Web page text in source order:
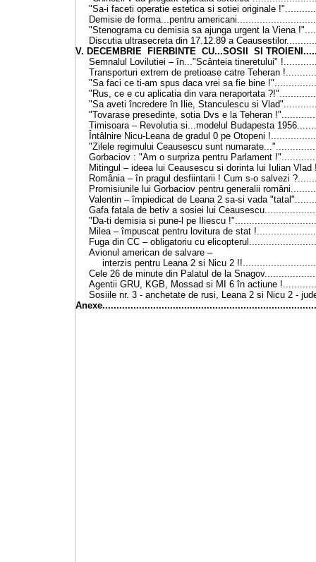
"Sa-i faceti operatie estetica si sotiei originale !"
Demisie de forma...pentru americani
"Stenograma cu demisia sa ajunga urgent la Viena !"
Discutia ultrasecreta din 17.12.89 a Ceausestilor
V. DECEMBRIE FIERBINTE CU...SOSII SI
Semnalul Lovilutiei – în..."Scânteia tineretului" !
Transporturi extrem de pretioase catre Teheran !
"Sa faci ce ti-am spus daca vrei sa fie bine !"
"Rus, ce e cu aplicatia din vara neraportata ?!"
"Sa aveti încredere în Ilie, Stanculescu si Vlad"
"Tovarase presedinte, sotia Dvs e la Teheran !"
Timisoara – Revolutia si...modelul Budapesta 1956
Întâlnire Nicu-Leana de gradul 0 pe Otopeni !
"Zilele regimului Ceausescu sunt numarate..."
Gorbaciov : "Am o surpriza pentru Parlament !"
Mitingul –ideea lui Ceausescu si dorinta lui Iulian Vlad
România – în pragul desfiintarii ! Cum s-o salvezi ?
Promisiunile lui Gorbaciov pentru generalii români
Valentin – împiedicat de Leana 2 sa-si vada "tatal"
Gafa fatala de betiv a sosiei lui Ceausescu...
"Da-ti demisia si pune-l pe Iliescu !"
Milea – împuscat pentru lovitura de stat !
Fuga din CC – obligatoriu cu elicopterul...
Avionul american de salvare –
interzis pentru Leana 2 si Nicu 2 !!
Cele 26 de minute din Palatul de la Snagov
Agentii GRU, KGB, Mossad si MI 6 în actiune !
Sosiile nr. 3 - anchetate de rusi, Leana 2 si Nicu 2 -